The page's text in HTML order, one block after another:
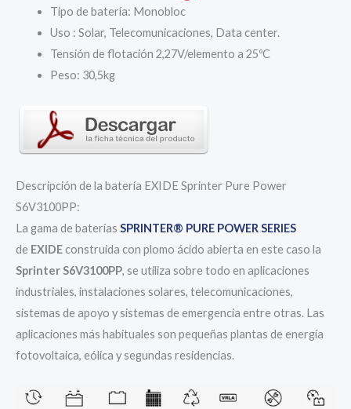
Tipo de batería: Monobloc
Uso : Solar, Telecomunicaciones, Data center.
Tensión de flotación 2,27V/elemento a 25ºC
Peso: 30,5kg
Descripción de la batería EXIDE Sprinter Pure Power
S6V3100PP:
La gama de baterías SPRINTER® PURE POWER SERIES
de EXIDEconstruida con plomo ácido abierta en este caso la
Sprinter S6V3100PP, se utiliza sobre todo en aplicaciones
industriales, instalaciones solares, telecomunicaciones,
sistemas de apoyo y sistemas de emergencia entre otras. Las
aplicaciones más habituales son pequeñas plantas de energía
fotovoltaica, eólica y segundas residencias.